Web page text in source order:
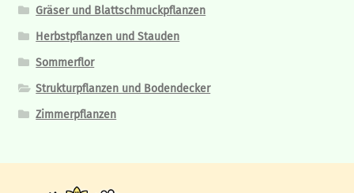
Gräser und Blattschmuckpflanzen
Herbstpflanzen und Stauden
Sommerflor
Strukturpflanzen und Bodendecker
Zimmerpflanzen